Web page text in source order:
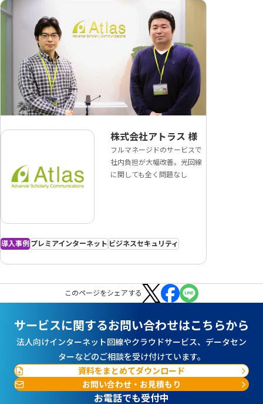
株式会社アトラス 様
フルマネージドのサービスで
社内負担が大幅改善。光回線
に関しても全く問題なし
導入事例 プレミアインターネット ビジネスセキュリティ
このページをシェアする
サービスに関するお問い合わせはこちらから
法人向けインターネット回線やクラウドサービス、データセン
ターなどのご相談を受け付けています。
資料をまとめてダウンロード
お問い合わせ・お見積もり
お電話でも受付中